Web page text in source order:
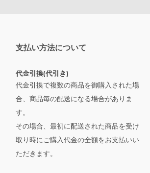
支払い方法について
代金引換(代引き)
代金引換で複数の商品を御購入された場
合、商品毎の配送になる場合がありま
す。
その場合、最初に配送された商品を受け
取り時にご購入代金の全額をお支払いい
ただきます。